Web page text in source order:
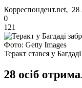
Корреспондент.net, 28
0
121
Фото: Getty Images
Теракт стався у Багдаді
28 осіб